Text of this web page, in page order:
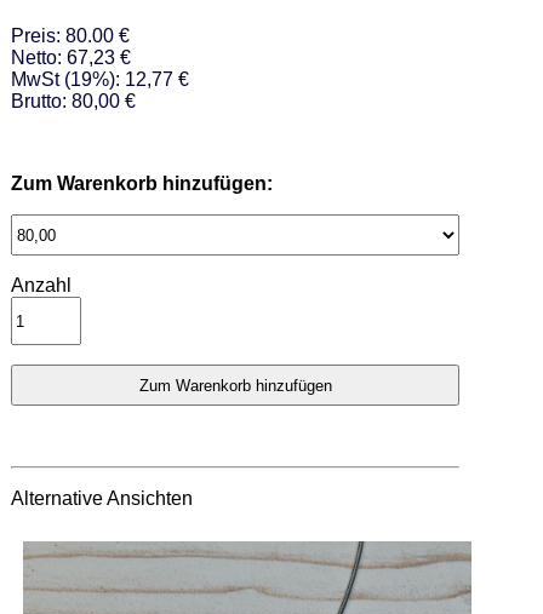
Preis: 80.00 €
Netto: 67,23 €
MwSt (19%): 12,77 €
Brutto: 80,00 €
Zum Warenkorb hinzufügen:
Anzahl
Alternative Ansichten